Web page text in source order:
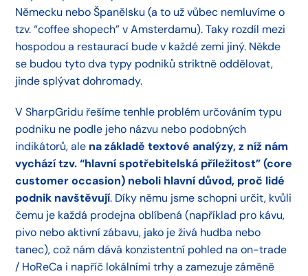
Německu nebo Španělsku (a to už vůbec nemluvíme o
tzv. “coffee shopech” v Amsterdamu). Taky rozdíl mezi
hospodou a restaurací bude v každé zemi jiný. Někde
se budou tyto dva typy podniků striktně oddělovat,
jinde splývat dohromady.
V SharpGridu řešíme tenhle problém určováním typu
podniku ne podle jeho názvu nebo podobných
indikátorů, ale na základě textové analýzy, z níž nám
vychází tzv. “hlavní spotřebitelská příležitost” (core
customer occasion) neboli hlavní důvod, proč lidé
podnik navštěvují. Díky němu jsme schopni určit, kvůli
čemu je každá prodejna oblíbená (například pro kávu,
pivo nebo aktivní zábavu, jako je živá hudba nebo
tanec), což nám dává konzistentní pohled na on-trade
/ HoReCa i napříč lokálními trhy a zamezuje záměně